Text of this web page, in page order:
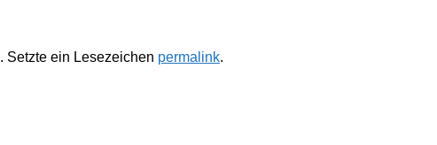
. Setzte ein Lesezeichen permalink.